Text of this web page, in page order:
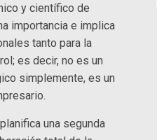
y científico de
importancia e implica
tanto para la
es decir, no es un
simplemente, es un
una segunda